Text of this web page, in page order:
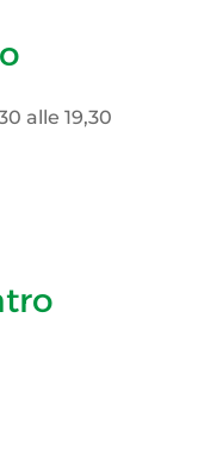
alle 19,30